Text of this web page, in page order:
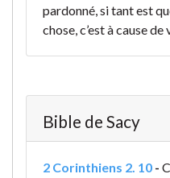
pardonné, si tant est
chose, c’est à cause
Bible de Sacy
2 Corinthiens 2. 10 -